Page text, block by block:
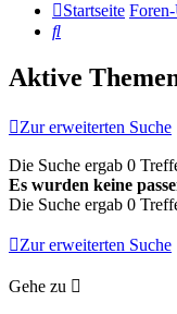
Startseite
Suche
Aktive
Zur erweiterten Suche
Die Suche ergab 0
Es wurden keine
Die Suche ergab 0
Zur erweiterten Suche
Gehe zu